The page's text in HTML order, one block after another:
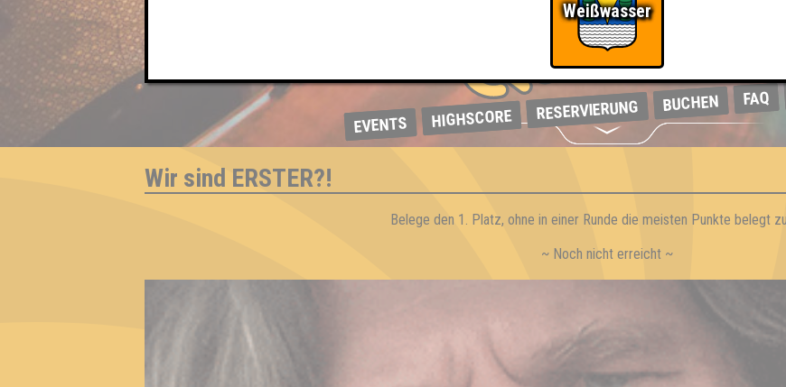
EVENTS HIGHSCORE RESERVIERUNG BUCHEN FAQ
Wir sind ERSTER?!
Belege den 1. Platz, ohne in einer Runde die meisten Punkte belegt
~ Noch nicht erreicht ~
Weißwasser